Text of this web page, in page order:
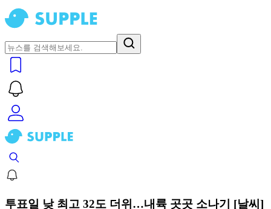
투표일 낮 최고 32도 더위…내륙 곳곳 소나기 [날씨]